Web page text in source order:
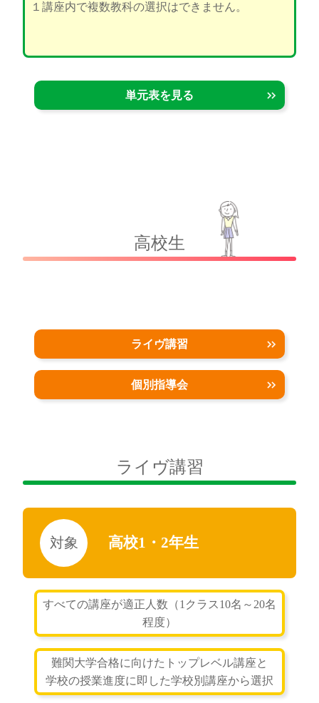
１講座内で複数教科の選択はできません。
単元表を見る
高校生
ライヴ講習
個別指導会
ライヴ講習
高校1・2年生
すべての講座が適正人数（1クラス10名～20名
程度）
難関大学合格に向けたトップレベル講座と
学校の授業進度に即した学校別講座から選択